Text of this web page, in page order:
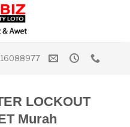
LOCKOUT
Murah